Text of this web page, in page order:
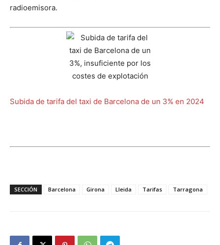
radioemisora.
Subida de tarifa del taxi de Barcelona de un 3% en 2024
SECCIÓN Barcelona Girona Lleida Tarifas Tarragona